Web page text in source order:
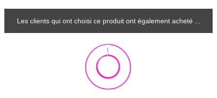
Les clients qui ont choisi ce produit ont également acheté ...